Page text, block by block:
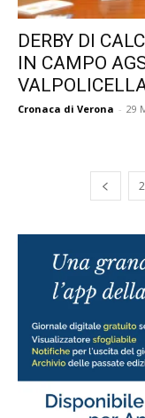
DERBY DI
IN CAMPO
Cronaca di Verona - 29